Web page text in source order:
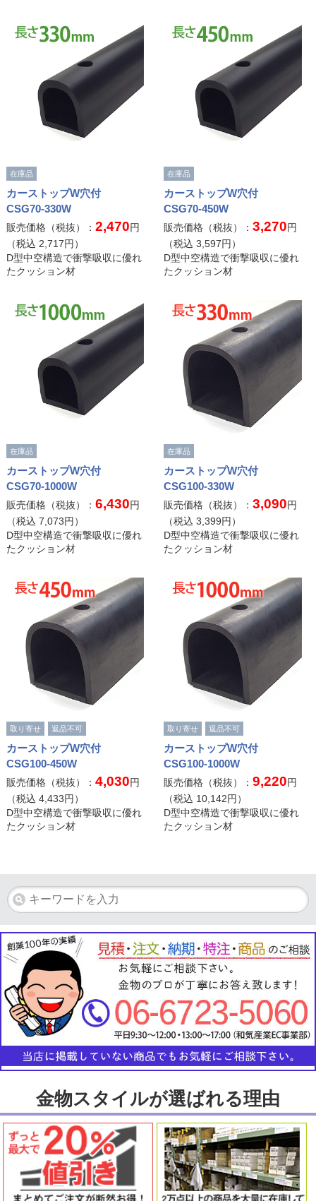
在庫品
カーストップW穴付
CSG70-330W
販売価格（税抜）： 2,470円
（税込 2,717円）
D型中空構造で衝撃吸収に優れ
たクッション材
在庫品
カーストップW穴付
CSG70-450W
販売価格（税抜）：3,270円
（税込3,597円）
D型中空構造で衝撃吸収に優れ
たクッション材
在庫品
カーストップW穴付
CSG70-1000W
販売価格（税抜）： 6,430円
（税込 7,073円）
D型中空構造で衝撃吸収に優れ
たクッション材
在庫品
カーストップW穴付
CSG100-330W
販売価格（税抜）：3,090円
（税込3,399円）
D型中空構造で衝撃吸収に優れ
たクッション材
取り寄せ 返品不可
カーストップW穴付
CSG100-450W
販売価格（税抜）： 4,030円
（税込 4,433円）
D型中空構造で衝撃吸収に優れ
たクッション材
取り寄せ 返品不可
カーストップW穴付
CSG100-1000W
販売価格（税抜）：9,220円
（税込 10,142円）
D型中空構造で衝撃吸収に優れ
たクッション材
金物スタイルが選ばれる理由